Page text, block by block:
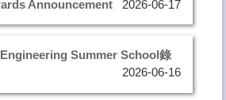
Announcement
2026-06-17
Summer School錄
2026-06-16